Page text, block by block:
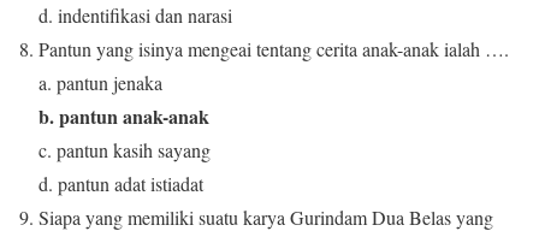
d. indentifikasi dan narasi
Pantun yang isinya mengeai tentang cerita anak-anak ialah ….
a. pantun jenaka
b. pantun anak-anak
c. pantun kasih sayang
d. pantun adat istiadat
Siapa yang memiliki suatu karya Gurindam Dua Belas yang